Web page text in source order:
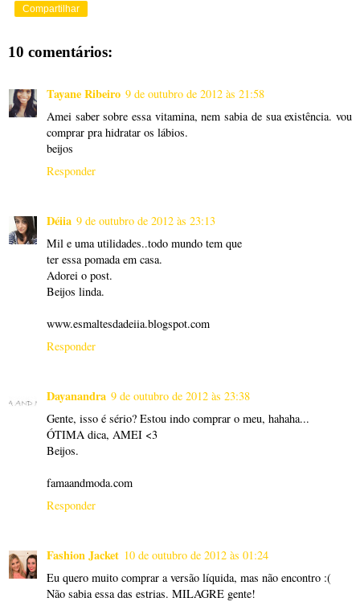
Compartilhar
10 comentários:
Tayane Ribeiro 9 de outubro de 2012 às 21:58
Amei saber sobre essa vitamina, nem sabia de sua existência. vou
comprar pra hidratar os lábios.
beijos
Responder
Déiia 9 de outubro de 2012 às 23:13
Mil e uma utilidades..todo mundo tem que
ter essa pomada em casa.
Adorei o post.
Beijos linda.
www.esmaltesdadeiia.blogspot.com
Responder
Dayanandra 9 de outubro de 2012 às 23:38
Gente, isso é sério? Estou indo comprar o meu, hahaha...
ÓTIMA dica, AMEI <3
Beijos.
famaandmoda.com
Responder
Fashion Jacket 10 de outubro de 2012 às 01:24
Eu quero muito comprar a versão líquida, mas não encontro :(
Não sabia essa das estrias. MILAGRE gente!